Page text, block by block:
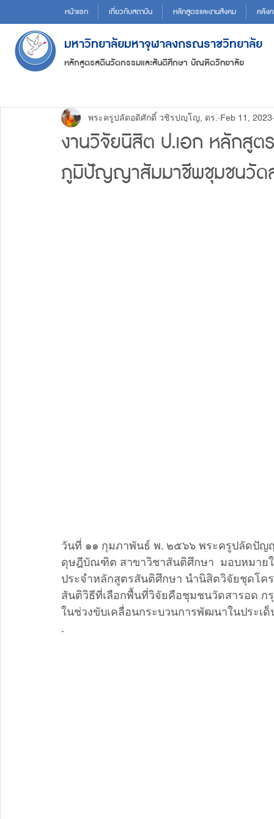
หน้าแรก เกี่ยวกับสถาบัน หลักสูตรและงานสังคม คลัง
มหาวิทยาลัยมหาจุฬาลงกรณราชวิทยาลัย
หลักสูตรสตินวัตกรรมและสันติศึกษา บัณฑิตวิทยาลัย
งานวิจัยนิสิต ป.เอก หลักสู
ภูมิปัญญาสัมมาชีพชุมชนวัด
พระครูปลัดอดิศักดิ์ วชิรปญฺโญ, ดร. Feb 11, 2023
วันที่ ๑๑ กุมภาพันธ์ พ. ๒๕๖๖ พระครูปลัดปัญ
ดุษฎีบัณฑิต สาขาวิชาสันติศึกษา  มอบหมาย
ประจำหลักสูตรสันติศึกษา นำนิสิตวิจัยชุดโค
สันติวิธีที่เลือกพื้นที่วิจัยคือชุมชนวัดสารอด ก
ในช่วงขับเคลื่อนกระบวนการพัฒนาในประเ
.